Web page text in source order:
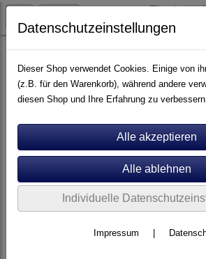
Plattenspieler Zavfino
Datenschutzeinstellungen
Dieser Shop verwendet Cookies. Einige von
(z.B. für den Warenkorb), während andere
diesen Shop und Ihre Erfahrung zu
Individuelle
Impressum